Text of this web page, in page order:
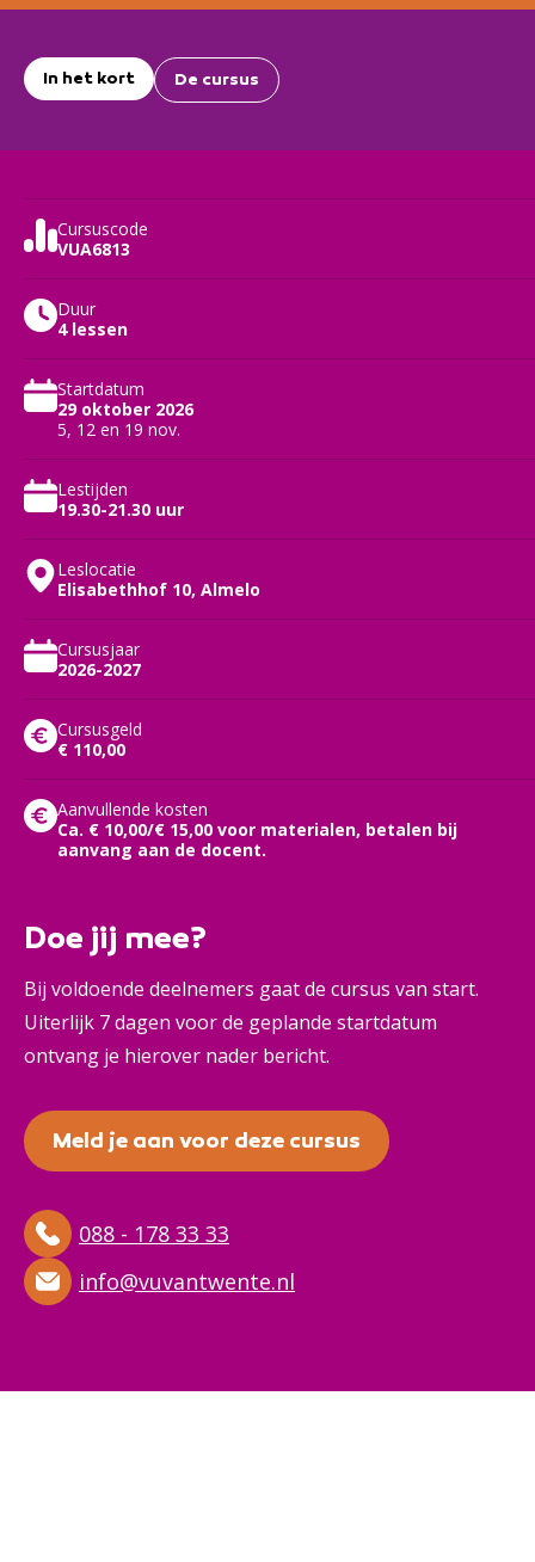
In het kort De cursus
Cursuscode
VUA6813
Duur
4 lessen
Startdatum
29 oktober 2026
5, 12 en 19 nov.
Lestijden
19.30-21.30 uur
Leslocatie
Elisabethhof 10, Almelo
Cursusjaar
2026-2027
Cursusgeld
€ 110,00
Aanvullende kosten
Ca. € 10,00/€ 15,00 voor materialen, betalen bij
aanvang aan de docent.
Doe jij mee?
Bij voldoende deelnemers gaat de cursus van start.
Uiterlijk 7 dagen voor de geplande startdatum
ontvang je hierover nader bericht.
Meld je aan voor deze cursus
088 - 178 33 33
info@vuvantwente.nl